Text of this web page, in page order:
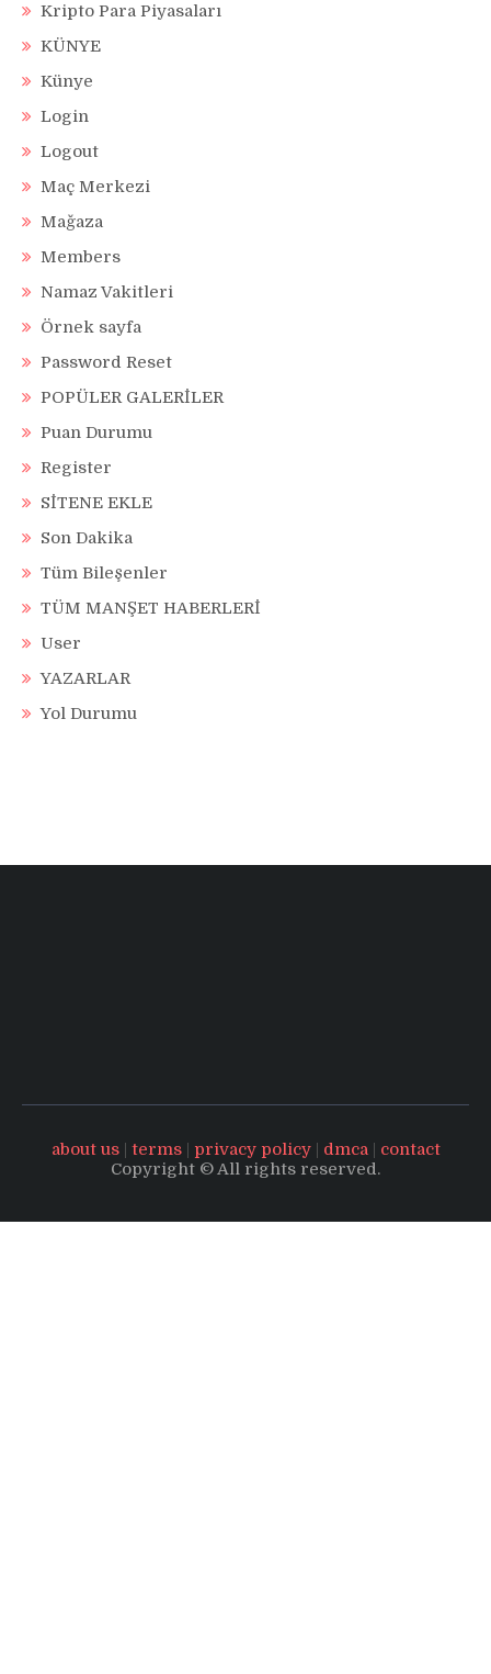
Kripto Para Piyasaları
KÜNYE
Künye
Login
Logout
Maç Merkezi
Mağaza
Members
Namaz Vakitleri
Örnek sayfa
Password Reset
POPÜLER GALERİLER
Puan Durumu
Register
SİTENE EKLE
Son Dakika
Tüm Bileşenler
TÜM MANŞET HABERLERİ
User
YAZARLAR
Yol Durumu
about us| terms| privacy policy| dmca| contact
Copyright © All rights reserved.